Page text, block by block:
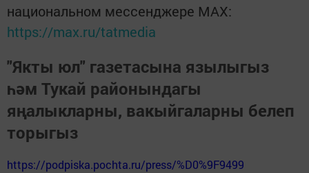
национальном мессенджере MАХ:
https://max.ru/tatmedia
"Якты юл" газетасына язылыгыз
һәм Тукай районындагы
яңалыкларны, вакыйгаларны белеп
торыгыз
https://podpiska.pochta.ru/press/%D0%9F9499